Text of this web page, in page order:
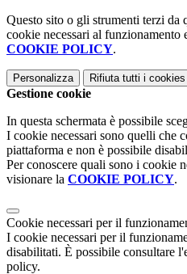
Questo sito o gli strumenti terzi da
cookie necessari al
COOKIE POLICY.
Personalizza Rifiuta tutti i cookies
Gestione cookie
In questa schermata è possibile
I cookie necessari sono quelli che
piattaforma e non è possibile
Per conoscere quali sono i cookie
visionare la COOKIE POLICY.
Cookie necessari per il
I cookie necessari per il
disabilitati. È possibile consultare
policy.